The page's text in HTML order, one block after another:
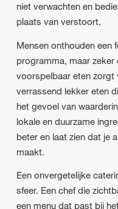
niet verwachten en
plaats van verstoort.
Mensen onthouden een
programma, maar
voorspelbaar eten zorgt
verrassend lekker eten
het gevoel van
lokale en duurzame
beter en laat zien dat je
maakt.
Een onvergetelijke
sfeer. Een chef die
een menu dat past bij